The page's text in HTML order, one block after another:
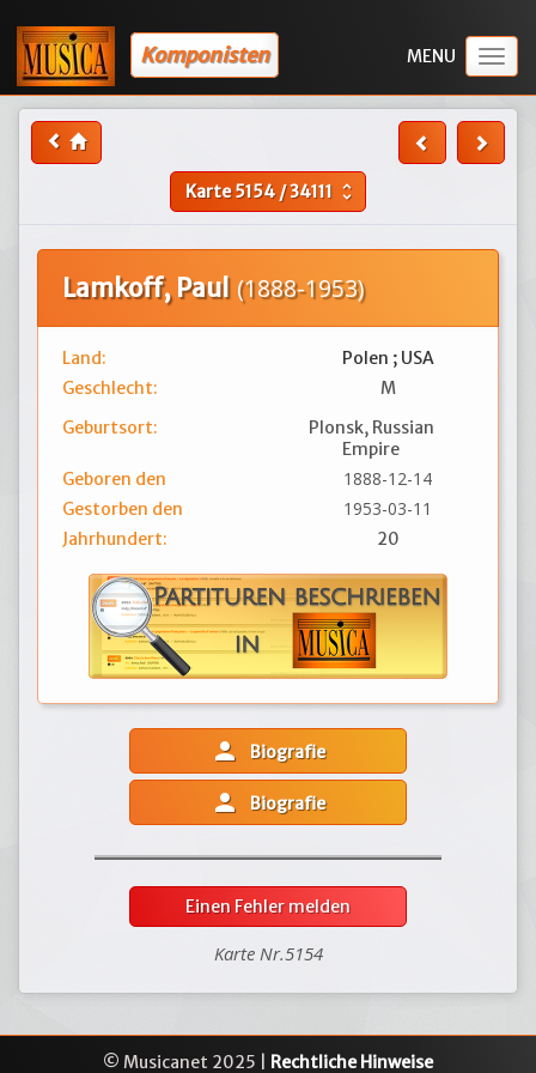
Komponisten
Karte5154/34111 unfold_more
Lamkoff, Paul (1888-1953)
Land:
Polen ; USA
Geschlecht:
M
Geburtsort:
Plonsk, Russian
Empire
Geboren den
1888-12-14
Gestorben den 1953-03-11
Jahrhundert: 20
person Biografie
person Biografie
Einen Fehler melden
Karte Nr.5154
© Musicanet 2025 | Rechtliche Hinweise